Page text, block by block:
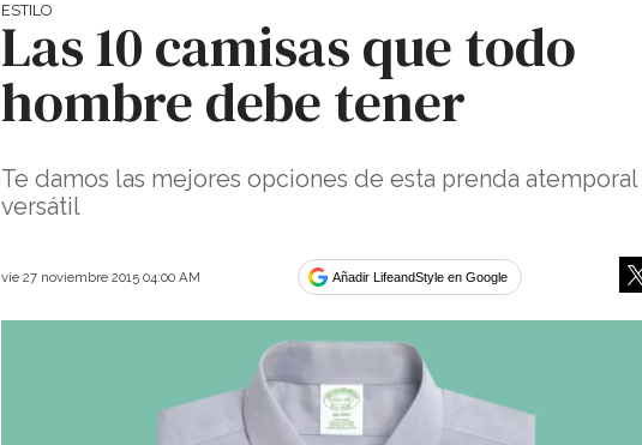
ESTILO
Las 10 camisas que todo
hombre debe tener
Te damos las mejores opciones de esta prenda atemporal
versátil
vie 27 noviembre 2015 04:00 AM Añadir LifeandStyle en Google